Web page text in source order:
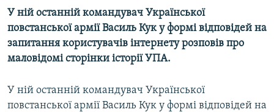
УКРАЇНА
СВІТ
СХЕМИ
КИТАЙ.ВИКЛИКИ
МУЛЬТИМЕДІА
СПЕЦПРОЄКТИ
У ній останній командувач Української
повстанської армії Василь Кук у формі відповідей на
запитання користувачів інтернету розповів про
маловідомі сторінки історії УПА.
У ній останній командувач Української
повстанської армії Василь Кук у формі відповідей на